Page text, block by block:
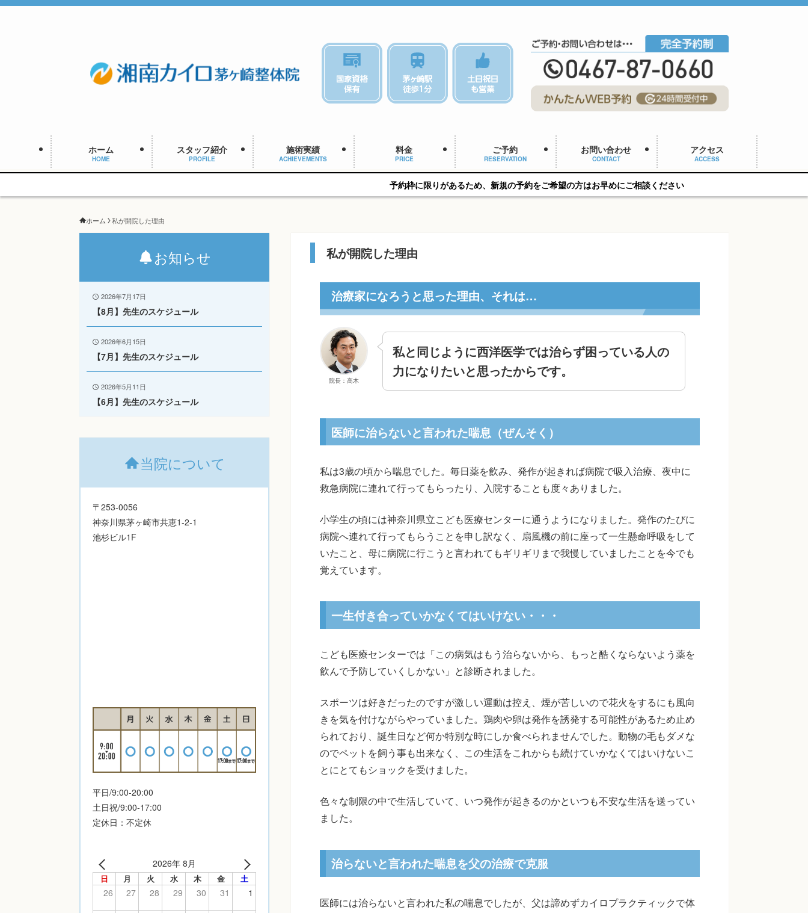
ホーム
HOME
スタッフ紹介
PROFILE
施術実績
ACHIEVEMENTS
料金
PRICE
ご予約
RESERVATION
お問い合わせ
CONTACT
アクセス
ACCESS
予約枠に限りがあるため、新規の予約をご希望の方はお早めにご相談ください
ホーム 私が開院した理由
私が開院した理由
治療家になろうと思った理由、それは…
院長：高木
私と同じように西洋医学では治らず困っている人の
力になりたいと思ったからです。
医師に治らないと言われた喘息（ぜんそく）
私は3歳の頃から喘息でした。毎日薬を飲み、発作が起きれば病院で吸入治療、夜中に
救急病院に連れて行ってもらったり、入院することも度々ありました。
小学生の頃には神奈川県立こども医療センターに通うようになりました。発作のたびに
病院へ連れて行ってもらうことを申し訳なく、扇風機の前に座って一生懸命呼吸をして
いたこと、母に病院に行こうと言われてもギリギリまで我慢していましたことを今でも
覚えています。
一生付き合っていかなくてはいけない・・・
こども医療センターでは「この病気はもう治らないから、もっと酷くならないよう薬を
飲んで予防していくしかない」と診断されました。
スポーツは好きだったのですが激しい運動は控え、煙が苦しいので花火をするにも風向
きを気を付けながらやっていました。鶏肉や卵は発作を誘発する可能性があるため止め
られており、誕生日など何か特別な時にしか食べられませんでした。動物の毛もダメな
のでペットを飼う事も出来なく、この生活をこれからも続けていかなくてはいけないこ
とにとてもショックを受けました。
色々な制限の中で生活していて、いつ発作が起きるのかといつも不安な生活を送ってい
ました。
治らないと言われた喘息を父の治療で克服
医師には治らないと言われた私の喘息でしたが、父は諦めずカイロプラクティックで体
お知らせ
2026年7月17日
【8月】先生のスケジュール
2026年6月15日
【7月】先生のスケジュール
2026年5月11日
【6月】先生のスケジュール
当院について
〒253-0056
神奈川県茅ヶ崎市共恵1-2-1
池杉ビル1F
平日/9:00-20:00
土日祝/9:00-17:00
定休日：不定休
2026年 8月
日 月 火 水 木 金 土
26 27 28 29 30 31 1